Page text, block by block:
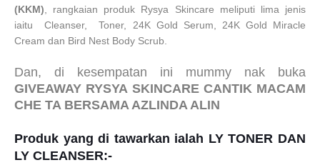
(KKM) , rangkaian produk Rysya Skincare meliputi lima jenis
iaitu Cleanser, Toner, 24K Gold Serum, 24K Gold Miracle
Cream dan Bird Nest Body Scrub
Dan, di kesempatan ini mummy nak buka
GIVEAWAY RYSYA SKINCARE CANTIK MACAM
CHE TA BERSAMA AZLINDA ALIN
Produk yang di tawarkan ialah LY TONER DAN
LY CLEANSER:-